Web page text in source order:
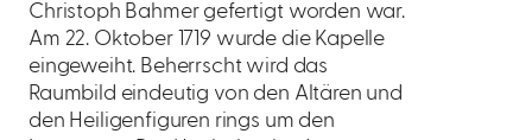
Christoph Bahmer gefertigt worden war.
Am 22. Oktober 1719 wurde die Kapelle
eingeweiht. Beherrscht wird das
Raumbild eindeutig von den Altären und
den Heiligenfiguren rings um den